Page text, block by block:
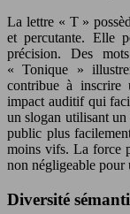
La lettre « T »
et percutante. Elle
précision. Des
« Tonique »
contribue à inscrire
impact auditif qui
un slogan utilisant un
public plus
moins vifs. La force
non négligeable pour
Diversité